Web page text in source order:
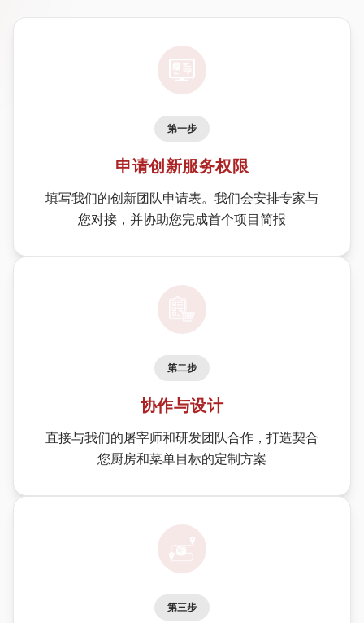
第一步
申请创新服务权限
填写我们的创新团队申请表。我们会安排专家与
您对接，并协助您完成首个项目简报
第二步
协作与设计
直接与我们的屠宰师和研发团队合作，打造契合
您厨房和菜单目标的定制方案
第三步